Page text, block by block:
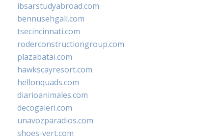
ibsarstudyabroad.com
bennusehgall.com
tsecincinnati.com
roderconstructiongroup.com
plazabatai.com
hawkscayresort.com
hellonquads.com
diarioanimales.com
decogaleri.com
unavozparadios.com
shoes-vert.com